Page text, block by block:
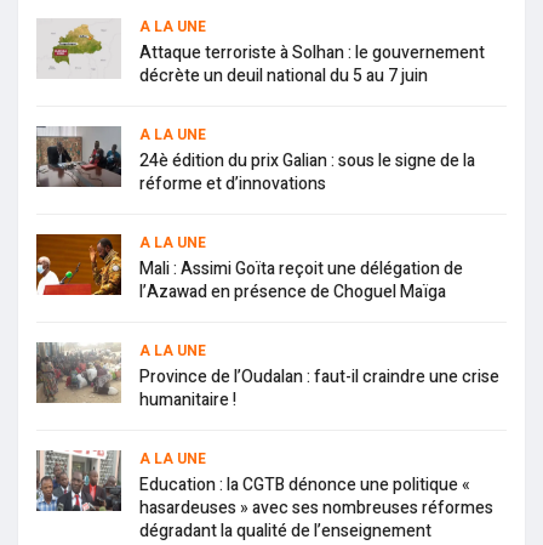
A LA UNE
Attaque terroriste à Solhan : le gouvernement
décrète un deuil national du 5 au 7 juin
A LA UNE
24è édition du prix Galian : sous le signe de la
réforme et d’innovations
A LA UNE
Mali : Assimi Goïta reçoit une délégation de
l’Azawad en présence de Choguel Maïga
A LA UNE
Province de l’Oudalan : faut-il craindre une crise
humanitaire !
A LA UNE
Education : la CGTB dénonce une politique «
hasardeuses » avec ses nombreuses réformes
dégradant la qualité de l’enseignement